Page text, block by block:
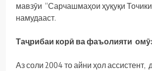
мавзӯи “Сарчашмаҳои ҳуқуқи
намудааст.
Таҷрибаи корӣ ва фаъолияти
Аз соли 2004 то айни ҳол ассистент,